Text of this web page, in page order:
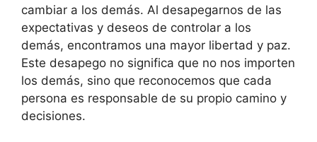
cambiar a los demás. Al desapegarnos de las
expectativas y deseos de controlar a los
demás, encontramos una mayor libertad y paz.
Este desapego no significa que no nos importen
los demás, sino que reconocemos que cada
persona es responsable de su propio camino y
decisiones.